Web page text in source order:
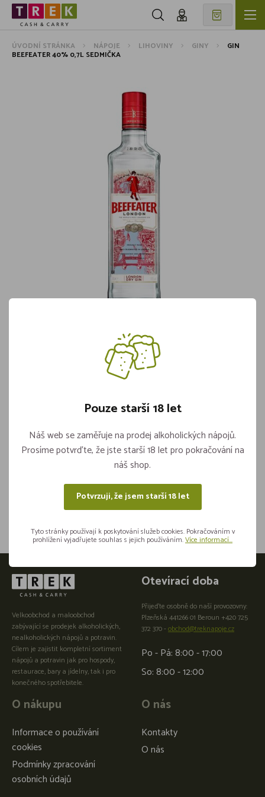
ÚVODNÍ STRÁNKA NÁPOJE LIHOVINY GINY GIN
BEEFEATER 40% 0,7L SEDMIČKA
GIN BEEFEATER 40% 0,7l SEDMIČKA
Vložit do košíku
Sdílejte na sítích
Velkoobchod a maloobchod
zabývající se prodejek alkoholických,
nealkoholických nápojů a potravin.
Cílem je zajistit kompletní sortiment
nápojů a potravin jak pro hospody,
restaurace, bary a jídelny, tak i pro
konečného spotřebitele.
O nákupu
Informace o používání
cookies
Podmínky zpracování
osobních údajů
O nás
Kontakty
O nás
Otevírací doba
Přijeďte osobně do naší provozovny:
Plzeňská 441266 01 Beroun +420 725
372 370 -obchod@treknapoje.cz
Po - Pá: 8:00 - 17:00
So: 8:00 - 12:00
Pouze starší 18 let
Náš web se zaměřuje na prodej alkoholických nápojů.
Prosíme potvrďte, že jste starší 18 let pro pokračování na
náš shop.
Potvrzuji, že jsem starší 18 let
Tyto stránky používají k poskytování služeb cookies. Pokračováním v
prohlížení vyjadřujete souhlas s jejich používáním.Více informací...